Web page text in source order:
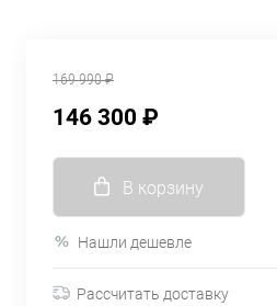
169 990 ₽
146 300 ₽
В корзину
Нашли дешевле
Рассчитать доставку